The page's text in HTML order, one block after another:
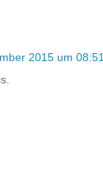
2015 um 08:51